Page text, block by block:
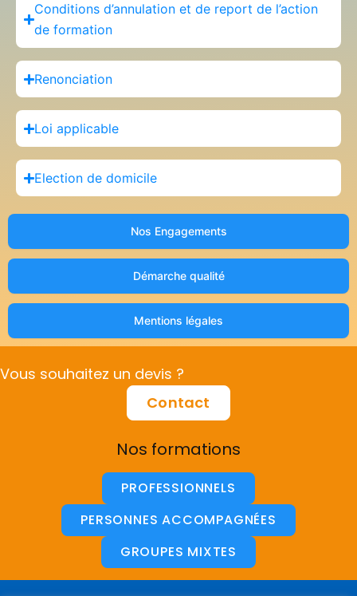
Nos Engagements
Démarche qualité
Mentions légales
Conditions d’annulation et de report de l’action
de formation
Renonciation
Loi applicable
Election de domicile
Vous souhaitez un devis ?
Contact
Nos formations
PROFESSIONNELS
PERSONNES ACCOMPAGNÉES
GROUPES MIXTES